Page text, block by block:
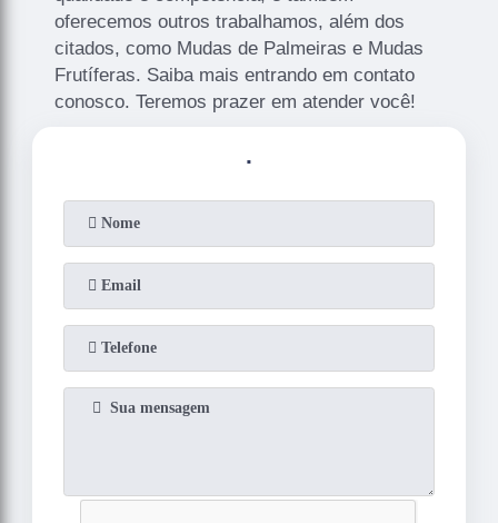
oferecemos outros trabalhamos, além dos
citados, como Mudas de Palmeiras e Mudas
Frutíferas. Saiba mais entrando em contato
conosco. Teremos prazer em atender você!
.